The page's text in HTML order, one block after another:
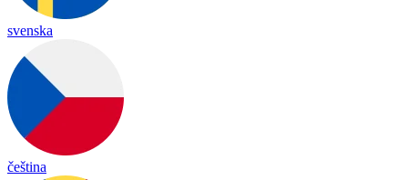
svenska
čeština